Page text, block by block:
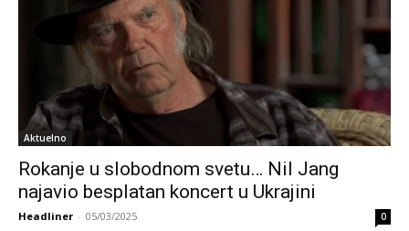
Aktuelno
Rokanje u slobodnom svetu… Nil Jang
najavio besplatan koncert u Ukrajini
Headliner - 05/03/2025 0